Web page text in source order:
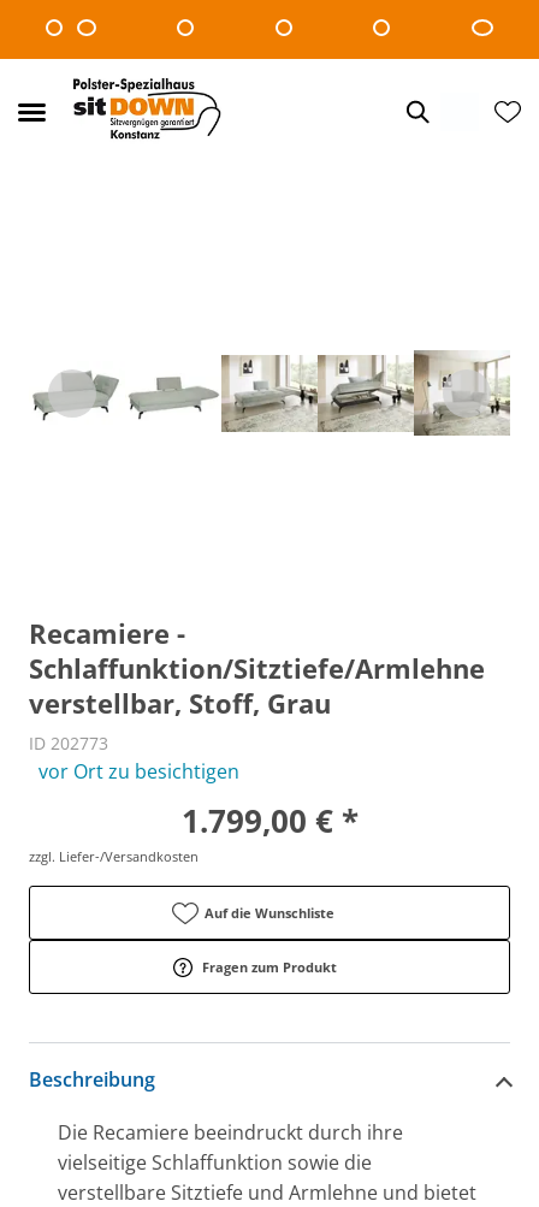
Recamiere -
Schlaffunktion/Sitztiefe/Armlehne
verstellbar, Stoff, Grau
ID 202773
vor Ort zu besichtigen
1.799,00 € *
zzgl. Liefer-/Versandkosten
Auf die Wunschliste
Fragen zum Produkt
Beschreibung
Die Recamiere beeindruckt durch ihre
vielseitige Schlaffunktion sowie die
verstellbare Sitztiefe und Armlehne und bietet